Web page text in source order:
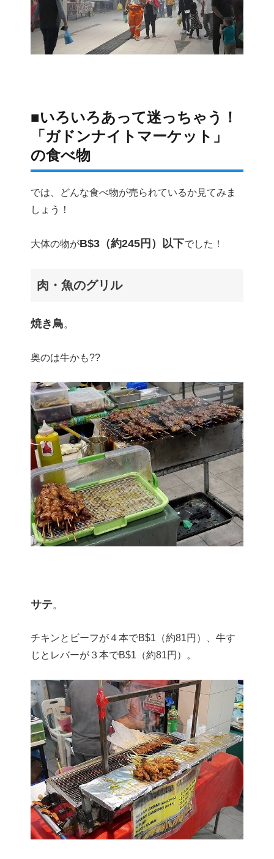
■いろいろあって迷っちゃう！
「ガドンナイトマーケット」
の食べ物
では、どんな食べ物が売られているか見てみま
しょう！
大体の物がB$3（約245円）以下でした！
肉・魚のグリル
焼き鳥。
奥のは牛かも??
サテ。
チキンとビーフが４本でB$1（約81円）、牛す
じとレバーが３本でB$1（約81円）。